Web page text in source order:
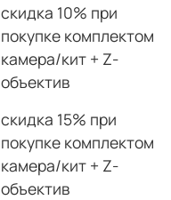
скидка 10% при
покупке комплектом
камера/кит + Z-
объектив
скидка 15% при
покупке комплектом
камера/кит + Z-
объектив